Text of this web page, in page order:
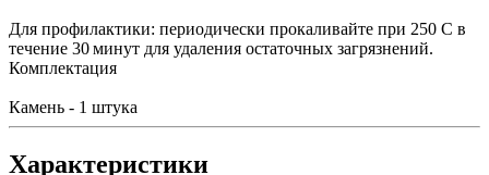
Для профилактики: периодически прокаливайте при 250 С в
течение 30 минут для удаления остаточных загрязнений.
Комплектация
Камень - 1 штука
Характеристики